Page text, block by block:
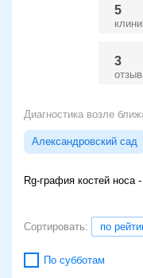
5
3
Диагностика возле
Александровский сад
Rg-графия костей носа
Сортировать: по
По субботам